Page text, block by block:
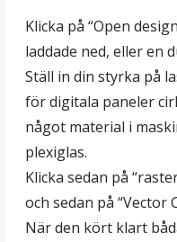
Klicka på “Open
laddade ned, eller en
Ställ in din styrka på
för digitala paneler
något material i
plexiglas.
Klicka sedan på
och sedan på “Vector
När den kört klart